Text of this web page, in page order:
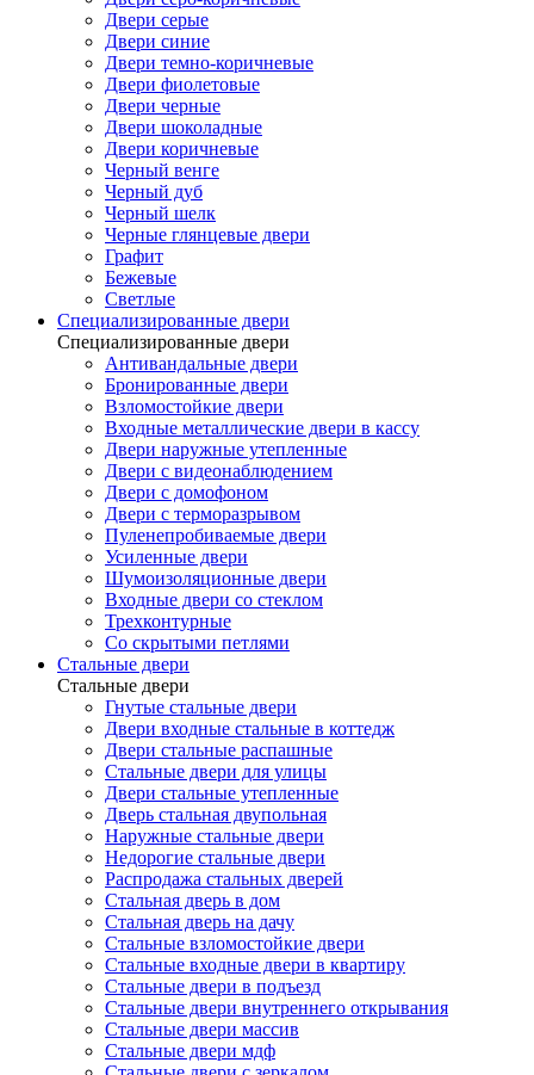
Двери серые
Двери синие
Двери темно-коричневые
Двери фиолетовые
Двери черные
Двери шоколадные
Двери коричневые
Черный венге
Черный дуб
Черный шелк
Черные глянцевые двери
Графит
Бежевые
Светлые
Специализированные двери
Специализированные двери
Антивандальные двери
Бронированные двери
Взломостойкие двери
Входные металлические двери в кассу
Двери наружные утепленные
Двери с видеонаблюдением
Двери с домофоном
Двери с терморазрывом
Пуленепробиваемые двери
Усиленные двери
Шумоизоляционные двери
Входные двери со стеклом
Трехконтурные
Со скрытыми петлями
Стальные двери
Стальные двери
Гнутые стальные двери
Двери входные стальные в коттедж
Двери стальные распашные
Стальные двери для улицы
Двери стальные утепленные
Дверь стальная двупольная
Наружные стальные двери
Недорогие стальные двери
Распродажа стальных дверей
Стальная дверь в дом
Стальная дверь на дачу
Стальные взломостойкие двери
Стальные входные двери в квартиру
Стальные двери в подъезд
Стальные двери внутреннего открывания
Стальные двери массив
Стальные двери мдф